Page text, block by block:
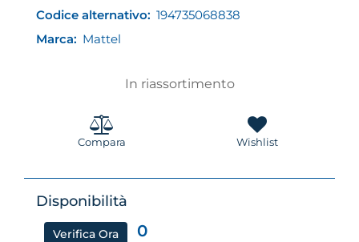
Codice alternativo: 194735068838
Marca: Mattel
In riassortimento
Compara Wishlist
Disponibilità
Verifica Ora 0